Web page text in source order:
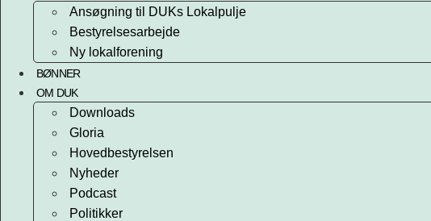
Ansøgning til DUKs Lokalpulje
Bestyrelsesarbejde
Ny lokalforening
BØNNER
OM DUK
Downloads
Gloria
Hovedbestyrelsen
Nyheder
Podcast
Politikker